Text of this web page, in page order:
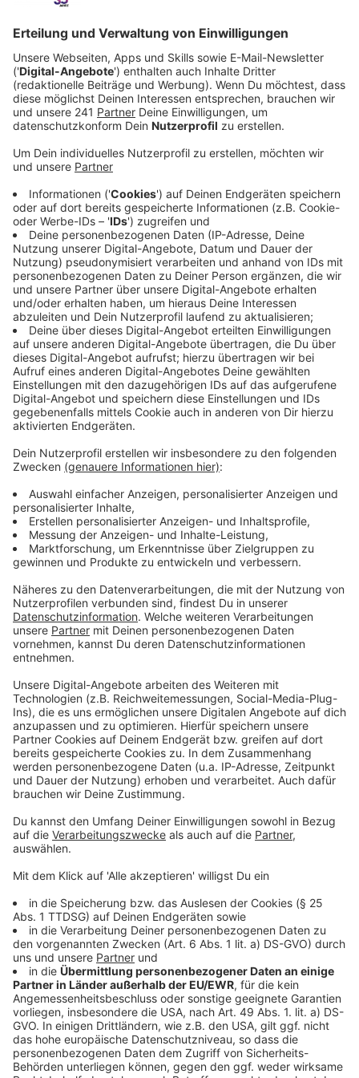
Anzeige
Uber als größter Konkurrent in der Region
Anzeige
Tarifkorridor bei Taxis entschieden. In der letzten
Sitzung des Rats für dieses Jahr haben die
Abgeordneten mit einer klaren Mehrheit beschlossen,
die traditionellen Taxis zu unterstützen. Die
Leverkusener Taxis werden im kommenden Jahr durch
feste Streckenpreise reguliert. Das schafft einen
Vorteil gegenüber Uber zum Beispiel, dem größten
Konkurrenten der Taxis in unserer Region.
Anzeige
Tarifkorridore auch schon in Berlin und
München
Anzeige
Die neuen Festpreise sollen dann künftig vor der Fahrt
vereinbart werden – die gelten aber NUR, wenn man
die Fahrt per Telefon oder Mail bestellt. Vor Ort, am
Auto kann man laut dem aktuellen Beschluss keinen
Festpreis mehr ausmachen. Solche Tarifkorridore für
Taxis gibt es auch schon in Berlin und München.
Anzeige
Weitere Meldungen aus Leverkusen
Anzeige
In Wupsi-Bussen: Frauennotruf informiert über
Hilfsangebot
Einbruchsgefahr: Leverkusener Schulen lagern Technik
aus
Zeugen gesucht: Einbruch in Leverkusener Gaststätte
Anzeige
Anzeige